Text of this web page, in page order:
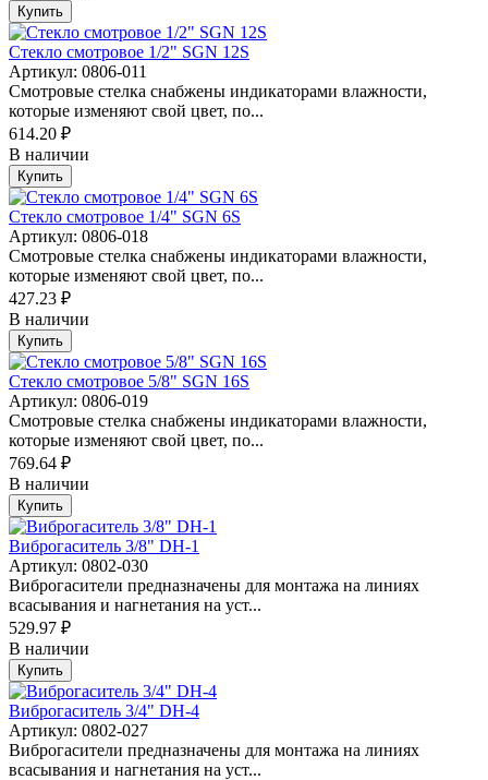
Купить
Стекло смотровое 1/2" SGN 12S
Артикул: 0806-011
Смотровые стелка снабжены индикаторами влажности,
которые изменяют свой цвет, по...
614.20 ₽
В наличии
Купить
Стекло смотровое 1/4" SGN 6S
Артикул: 0806-018
Смотровые стелка снабжены индикаторами влажности,
которые изменяют свой цвет, по...
427.23 ₽
В наличии
Купить
Стекло смотровое 5/8" SGN 16S
Артикул: 0806-019
Смотровые стелка снабжены индикаторами влажности,
которые изменяют свой цвет, по...
769.64 ₽
В наличии
Купить
Виброгаситель 3/8" DH-1
Артикул: 0802-030
Виброгасители предназначены для монтажа на линиях
всасывания и нагнетания на уст...
529.97 ₽
В наличии
Купить
Виброгаситель 3/4" DH-4
Артикул: 0802-027
Виброгасители предназначены для монтажа на линиях
всасывания и нагнетания на уст...